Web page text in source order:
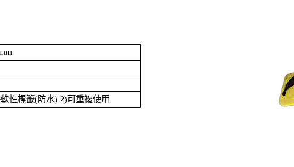
軟性標籤(防水) 2)可重複使用